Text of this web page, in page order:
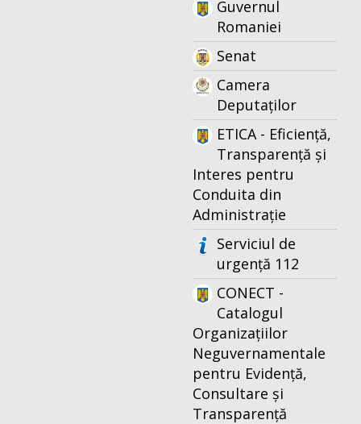
Guvernul
Romaniei
Senat
Camera
Deputaților
ETICA - Eficiență,
Transparență și
Interes pentru
Conduita din
Administrație
Serviciul de
urgență 112
CONECT -
Catalogul
Organizațiilor
Neguvernamentale
pentru Evidență,
Consultare și
Transparență